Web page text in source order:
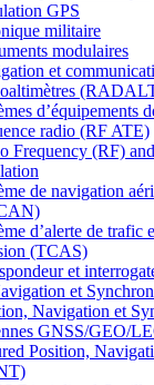
GPS
militaire
modulaires
et
d’équipements
radio (RF ATE)
Frequency (RF)
de navigation
d’alerte de trafic
(TCAS)
et
et
Navigation et
GNSS/GEO/
Position,